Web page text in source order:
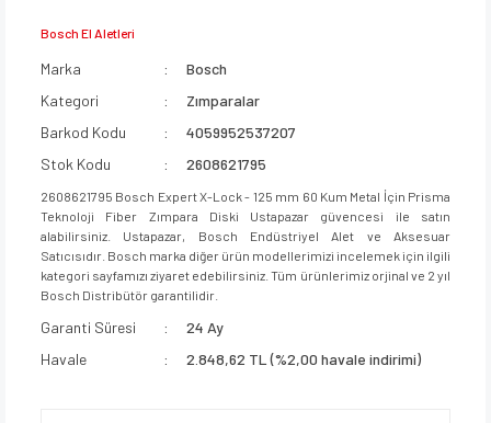
Bosch El Aletleri
Marka
Bosch
Kategori
Zımparalar
Barkod Kodu
4059952537207
Stok Kodu
2608621795
2608621795 Bosch Expert X-Lock - 125 mm 60 Kum Metal İçin Prisma
Teknoloji Fiber Zımpara Diski Ustapazar güvencesi ile satın
alabilirsiniz. Ustapazar, Bosch Endüstriyel Alet ve Aksesuar
Satıcısıdır. Bosch marka diğer ürün modellerimizi incelemek için ilgili
kategori sayfamızı ziyaret edebilirsiniz. Tüm ürünlerimiz orjinal ve 2 yıl
Bosch Distribütör garantilidir.
Garanti Süresi
24 Ay
Havale
2.848,62 TL (%2,00 havale indirimi)